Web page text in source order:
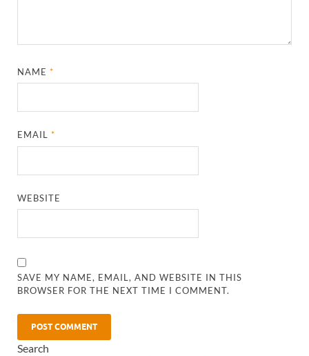
NAME*
EMAIL*
WEBSITE
SAVE MY NAME, EMAIL, AND WEBSITE IN THIS
BROWSER FOR THE NEXT TIME I COMMENT.
Search